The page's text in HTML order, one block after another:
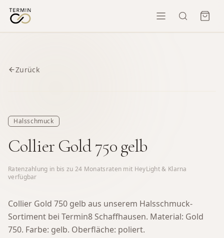
Zurück
Halsschmuck
Collier Gold 750 gelb
Ratenzahlung in bis zu 24 Monatsraten mit HeyLight & Klarna
verfügbar
Collier Gold 750 gelb aus unserem Halsschmuck-
Sortiment bei Termin8 Schaffhausen. Material: Gold
750. Farbe: gelb. Oberfläche: poliert.